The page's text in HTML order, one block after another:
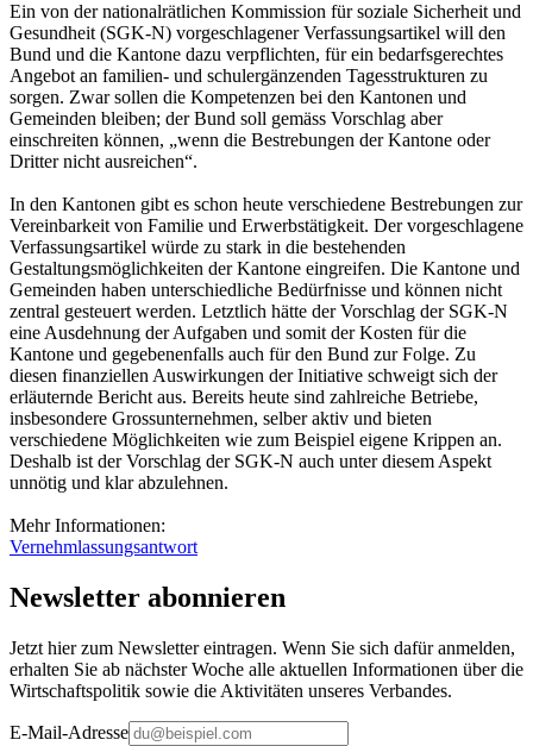
Ein von der nationalrätlichen Kommission für soziale Sicherheit und
Gesundheit (SGK-N) vorgeschlagener Verfassungsartikel will den
Bund und die Kantone dazu verpflichten, für ein bedarfsgerechtes
Angebot an familien- und schulergänzenden Tagesstrukturen zu
sorgen. Zwar sollen die Kompetenzen bei den Kantonen und
Gemeinden bleiben; der Bund soll gemäss Vorschlag aber
einschreiten können, „wenn die Bestrebungen der Kantone oder
Dritter nicht ausreichen“.
In den Kantonen gibt es schon heute verschiedene Bestrebungen zur
Vereinbarkeit von Familie und Erwerbstätigkeit. Der vorgeschlagene
Verfassungsartikel würde zu stark in die bestehenden
Gestaltungsmöglichkeiten der Kantone eingreifen. Die Kantone und
Gemeinden haben unterschiedliche Bedürfnisse und können nicht
zentral gesteuert werden. Letztlich hätte der Vorschlag der SGK-N
eine Ausdehnung der Aufgaben und somit der Kosten für die
Kantone und gegebenenfalls auch für den Bund zur Folge. Zu
diesen finanziellen Auswirkungen der Initiative schweigt sich der
erläuternde Bericht aus. Bereits heute sind zahlreiche Betriebe,
insbesondere Grossunternehmen, selber aktiv und bieten
verschiedene Möglichkeiten wie zum Beispiel eigene Krippen an.
Deshalb ist der Vorschlag der SGK-N auch unter diesem Aspekt
unnötig und klar abzulehnen.
Mehr Informationen:
Vernehmlassungsantwort
Newsletter abonnieren
Jetzt hier zum Newsletter eintragen. Wenn Sie sich dafür anmelden,
erhalten Sie ab nächster Woche alle aktuellen Informationen über die
Wirtschaftspolitik sowie die Aktivitäten unseres Verbandes.
E-Mail-Adresse